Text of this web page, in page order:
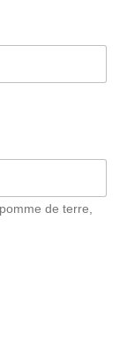
de terre,